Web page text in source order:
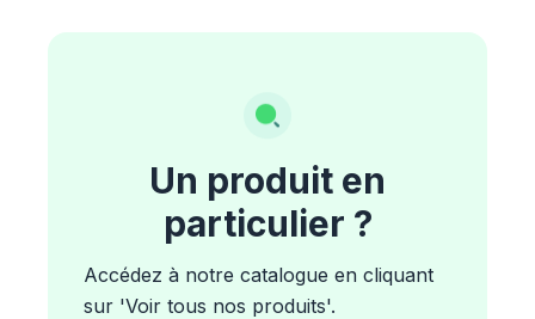
Un produit en
particulier ?
Accédez à notre catalogue en cliquant
sur 'Voir tous nos produits'.